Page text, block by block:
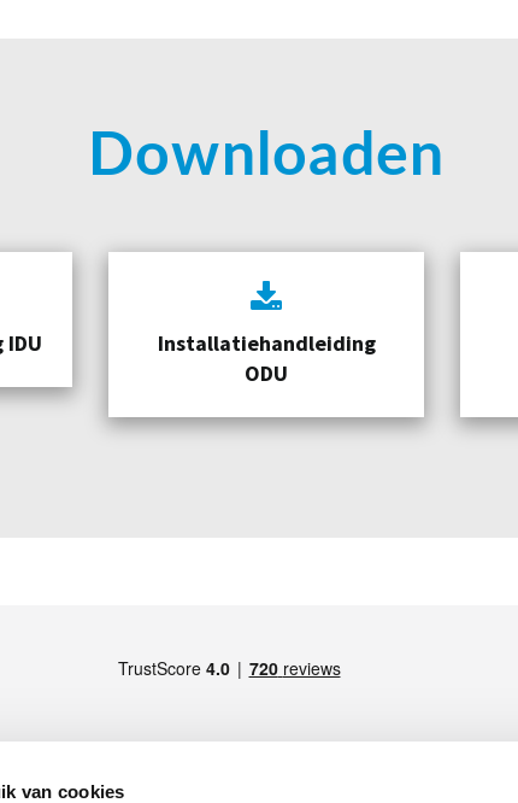
van cookies
Downloaden
Installatiehandleiding
ODU